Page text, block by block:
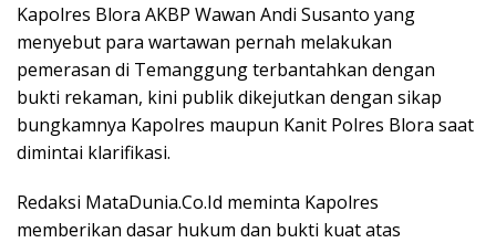
Kapolres Blora AKBP Wawan Andi Susanto yang
menyebut para wartawan pernah melakukan
pemerasan di Temanggung terbantahkan dengan
bukti rekaman, kini publik dikejutkan dengan sikap
bungkamnya Kapolres maupun Kanit Polres Blora saat
dimintai klarifikasi.
Redaksi MataDunia.Co.Id meminta Kapolres
memberikan dasar hukum dan bukti kuat atas